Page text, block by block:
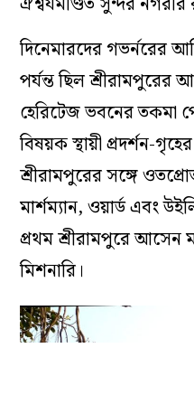
দিনেমারদের গভর্নরের
পর্যন্ত ছিল
হেরিটেজ ভবনের তকমা
বিষয়ক স্থায়ী প্রদর্শন-
শ্রীরামপুরের সঙ্গে
মার্শম্যান, ওয়ার্ড এবং
প্রথম শ্রীরামপুরে আসেন
মিশনারি।